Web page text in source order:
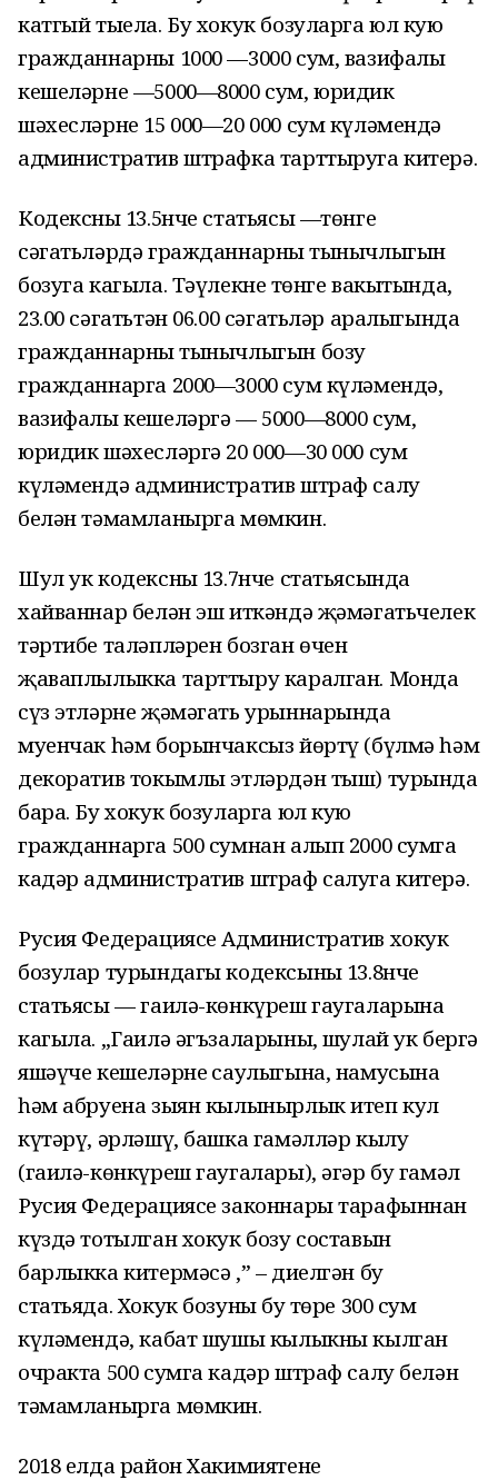
катгый тыела. Бу хокук бозуларга юл кую
гражданнарны 1000 —3000 сум, вазифалы
кешеләрне —5000—8000 сум, юридик
шәхесләрне 15 000—20 000 сум күләмендә
административ штрафка тарттыруга китерә.
Кодексның 13.5нче статьясы —төнге
сәгатьләрдә гражданнарның тынычлыгын
бозуга кагыла. Тәүлекнең төнге вакытында,
23.00 сәгатьтән 06.00 сәгатьләр аралыгында
гражданнарның тынычлыгын бозу
гражданнарга 2000—3000 сум күләмендә,
вазифалы кешеләргә — 5000—8000 сум,
юридик шәхесләргә 20 000—30 000 сум
күләмендә административ штраф салу
белән тәмамланырга мөмкин.
Шул ук кодексның 13.7нче статьясында
хайваннар белән эш иткәндә җәмәгатьчелек
тәртибе таләпләрен бозган өчен
җаваплылыкка тарттыру каралган. Монда
сүз этләрне җәмәгать урыннарында
муенчак һәм борынчаксыз йөртү (бүлмә һәм
декоратив токымлы этләрдән тыш) турында
бара. Бу хокук бозуларга юл кую
гражданнарга 500 сумнан алып 2000 сумга
кадәр административ штраф салуга китерә.
Русия Федерациясе Административ хокук
бозулар турындагы кодексының 13.8нче
статьясы — гаилә-көнкүреш гаугаларына
кагыла. „Гаилә әгъзаларының, шулай ук бергә
яшәүче кешеләрнең саулыгына, намусына
һәм абруена зыян кылынырлык итеп кул
күтәрү, әрләшү, башка гамәлләр кылу
(гаилә-көнкүреш гаугалары), әгәр бу гамәл
Русия Федерациясе законнары тарафыннан
күздә тотылган хокук бозу составын
барлыкка китермәсә ,” – диелгән бу
статьяда. Хокук бозуның бу төре 300 сум
күләмендә, кабат шушы кылыкны кылган
очракта 500 сумга кадәр штраф салу белән
тәмамланырга мөмкин.
2018 елда район Хакимиятенең